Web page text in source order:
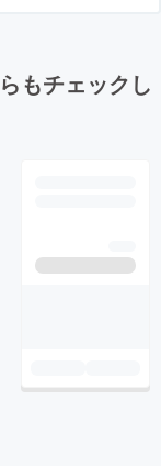
もチェックし